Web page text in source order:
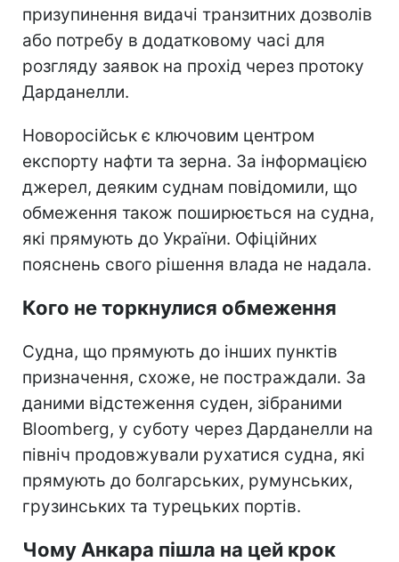
призупинення видачі транзитних дозволів
або потребу в додатковому часі для
розгляду заявок на прохід через протоку
Дарданелли.
Новоросійськ є ключовим центром
експорту нафти та зерна. За інформацією
джерел, деяким суднам повідомили, що
обмеження також поширюється на судна,
які прямують до України. Офіційних
пояснень свого рішення влада не надала.
Кого не торкнулися обмеження
Судна, що прямують до інших пунктів
призначення, схоже, не постраждали. За
даними відстеження суден, зібраними
Bloomberg, у суботу через Дарданелли на
північ продовжували рухатися судна, які
прямують до болгарських, румунських,
грузинських та турецьких портів.
Чому Анкара пішла на цей крок